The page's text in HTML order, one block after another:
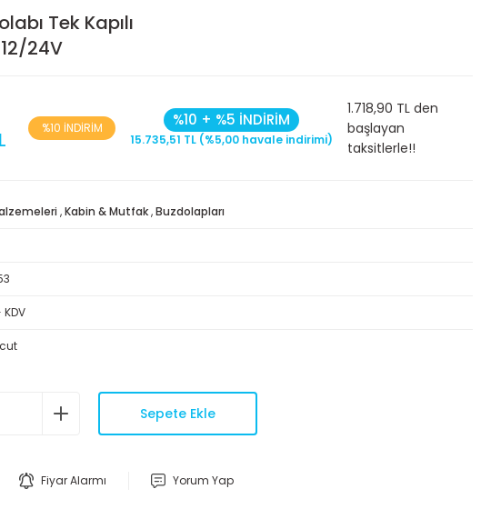
Tek Kapılı
24V
%10 İNDİRİM %10 + %5 İNDİRİM
15.735,51 TL (%5,00 havale indirimi)
1.718,90 TL den
başlayan
taksitlerle!!
,Kabin & Mutfak,Buzdolapları
KDV
Sepete Ekle
Fiyar Alarmı Yorum Yap